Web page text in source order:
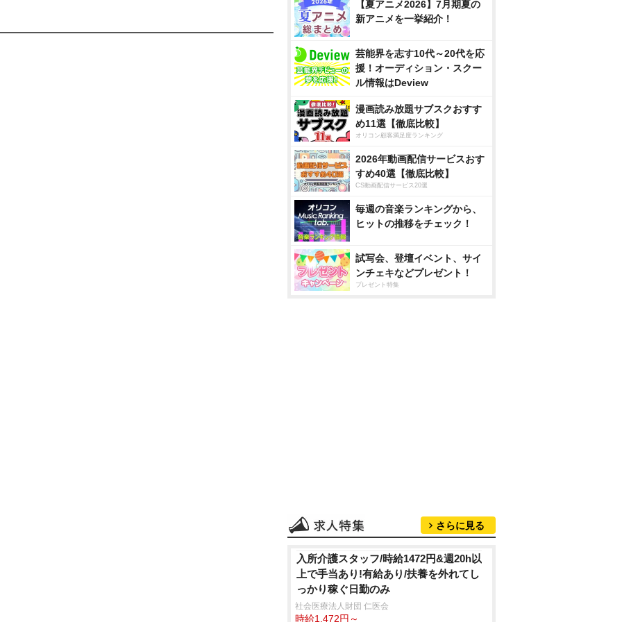
【夏アニメ2026】7月期夏の
新アニメを一挙紹介！
芸能界を志す10代～20代を応
援！オーディション・スクー
ル情報はDeview
漫画読み放題サブスクおすす
め11選【徹底比較】
オリコン顧客満足度ランキング
2026年動画配信サービスおす
すめ40選【徹底比較】
CS動画配信サービス20選
毎週の音楽ランキングから、
ヒットの推移をチェック！
試写会、登壇イベント、サイ
ンチェキなどプレゼント！
プレゼント特集
さらに見る
入所介護スタッフ/時給1472円&週20h以
上で手当あり!有給あり/扶養を外れてし
っかり稼ぐ日勤のみ
社会医療法人財団 仁医会
時給1,472円～